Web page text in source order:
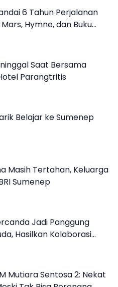
6 Tahun Perjalanan
Hymne, dan Buku
Saat Bersama
Parangtritis
Belajar ke Sumenep
Masih Tertahan, Keluarga
Sumenep
Jadi Panggung
Hasilkan Kolaborasi
Mutiara Sentosa 2: Nekat